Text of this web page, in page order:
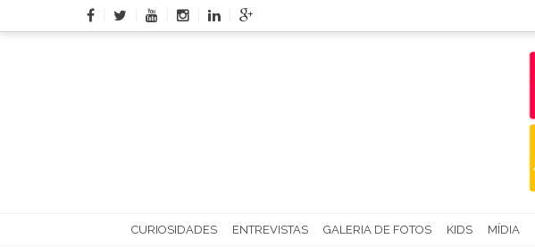
to
CURIOSIDADES ENTREVISTAS GALERIA DE FOTOS KIDS MÍDIA